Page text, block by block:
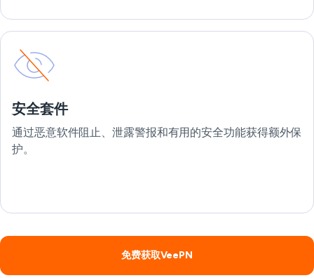
安全套件
通过恶意软件阻止、泄露警报和有用的安全功能获得额外保
护。
免费获取VeePN